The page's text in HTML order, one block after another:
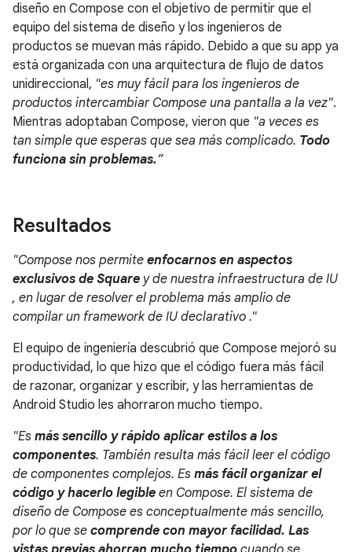
diseño en Compose con el objetivo de permitir que el
equipo del sistema de diseño y los ingenieros de
productos se muevan más rápido. Debido a que su app ya
está organizada con una arquitectura de flujo de datos
unidireccional, "es muy fácil para los ingenieros de
productos intercambiar Compose una pantalla a la vez".
Mientras adoptaban Compose, vieron que "a veces es
tan simple que esperas que sea más complicado. Todo
funciona sin problemas.”
Resultados
"Compose nos permite enfocarnos en aspectos
exclusivos de Square y de nuestra infraestructura de IU
, en lugar de resolver el problema más amplio de
compilar un framework de IU declarativo ."
El equipo de ingeniería descubrió que Compose mejoró su
productividad, lo que hizo que el código fuera más fácil
de razonar, organizar y escribir, y las herramientas de
Android Studio les ahorraron mucho tiempo.
"Es más sencillo y rápido aplicar estilos a los
componentes. También resulta más fácil leer el código
de componentes complejos. Es más fácil organizar el
código y hacerlo legible en Compose. El sistema de
diseño de Compose es conceptualmente más sencillo,
por lo que se comprende con mayor facilidad. Las